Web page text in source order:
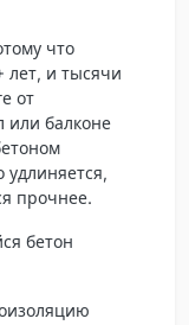
что
лет, и тысячи
от
или балконе
прочнее.
бетон